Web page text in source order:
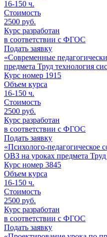
16-150 ч.
Стоимость
2500 руб.
Курс разработан
в соответствии с ФГОС
Подать заявку
«Современные
предмета Труд технология
Курс номер 1915
Объем курса
16-150 ч.
Стоимость
2500 руб.
Курс разработан
в соответствии с ФГОС
Подать заявку
«Психолого-педагогическое
ОВЗ на уроках предмета
Курс номер 3845
Объем курса
16-150 ч.
Стоимость
2500 руб.
Курс разработан
в соответствии с ФГОС
Подать заявку